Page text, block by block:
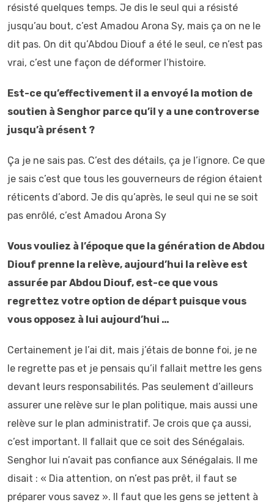
résisté quelques temps. Je dis le seul qui a résisté
jusqu’au bout, c’est Amadou Arona Sy, mais ça on ne le
dit pas. On dit qu’Abdou Diouf a été le seul, ce n’est pas
vrai, c’est une façon de déformer l’histoire.
Est-ce qu’effectivement il a envoyé la motion de
soutien à Senghor parce qu’il y a une controverse
jusqu’à présent ?
Ça je ne sais pas. C’est des détails, ça je l’ignore. Ce que
je sais c’est que tous les gouverneurs de région étaient
réticents d’abord. Je dis qu’après, le seul qui ne se soit
pas enrôlé, c’est Amadou Arona Sy
Vous vouliez à l’époque que la génération de Abdou
Diouf prenne la relève, aujourd’hui la relève est
assurée par Abdou Diouf, est-ce que vous
regrettez votre option de départ puisque vous
vous opposez à lui aujourd’hui …
Certainement je l’ai dit, mais j’étais de bonne foi, je ne
le regrette pas et je pensais qu’il fallait mettre les gens
devant leurs responsabilités. Pas seulement d’ailleurs
assurer une relève sur le plan politique, mais aussi une
relève sur le plan administratif. Je crois que ça aussi,
c’est important. Il fallait que ce soit des Sénégalais.
Senghor lui n’avait pas confiance aux Sénégalais. Il me
disait : « Dia attention, on n’est pas prêt, il faut se
préparer vous savez ». II faut que les gens se jettent à